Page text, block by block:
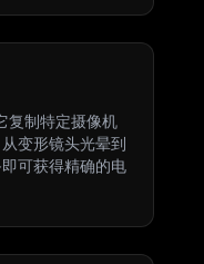
复制特定摄像机
变形镜头光晕到
可获得精确的电